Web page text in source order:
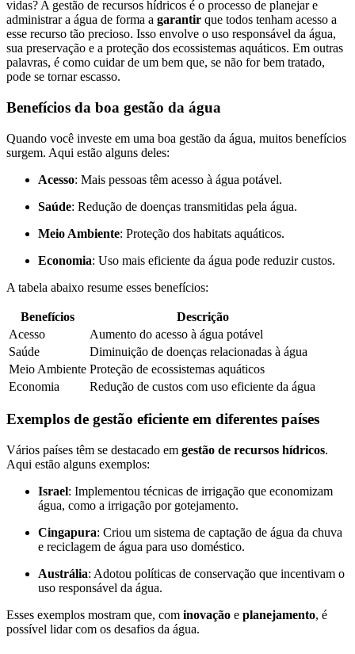
vidas? A gestão de recursos hídricos é o processo de planejar e
administrar a água de forma a garantir que todos tenham acesso a
esse recurso tão precioso. Isso envolve o uso responsável da água,
sua preservação e a proteção dos ecossistemas aquáticos. Em outras
palavras, é como cuidar de um bem que, se não for bem tratado,
pode se tornar escasso.
Benefícios da boa gestão da água
Quando você investe em uma boa gestão da água, muitos benefícios
surgem. Aqui estão alguns deles:
Acesso: Mais pessoas têm acesso à água potável.
Saúde: Redução de doenças transmitidas pela água.
Meio Ambiente: Proteção dos habitats aquáticos.
Economia: Uso mais eficiente da água pode reduzir custos.
A tabela abaixo resume esses benefícios:
Benefícios
Descrição
Acesso
Aumento do acesso à água potável
Saúde
Diminuição de doenças relacionadas à água
Meio Ambiente Proteção de ecossistemas aquáticos
Economia
Redução de custos com uso eficiente da água
Exemplos de gestão eficiente em diferentes países
Vários países têm se destacado em gestão de recursos hídricos.
Aqui estão alguns exemplos:
Israel: Implementou técnicas de irrigação que economizam
água, como a irrigação por gotejamento.
Cingapura: Criou um sistema de captação de água da chuva
e reciclagem de água para uso doméstico.
Austrália: Adotou políticas de conservação que incentivam o
uso responsável da água.
Esses exemplos mostram que, com inovação e planejamento, é
possível lidar com os desafios da água.